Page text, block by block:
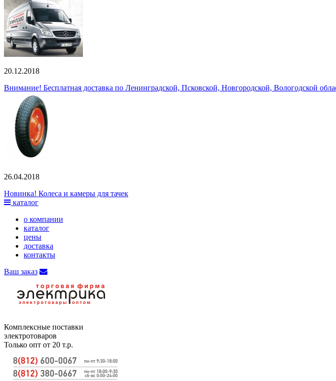
20.12.2018
Внимание! Бесплатная доставка по Ленинградской, Псковской, Новгородской, Вологодской
26.04.2018
Новинка! Колеса и камеры для тачек
каталог
о компании
каталог
цены
доставка
контакты
Ваш заказ
Комплексные поставки
электротоваров
Только опт от 20 т.р.